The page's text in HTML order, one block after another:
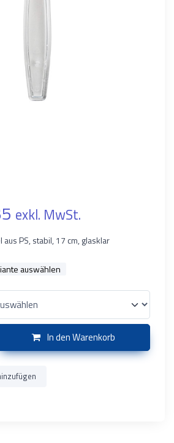
exkl. MwSt.
PS, stabil, 17 cm, glasklar
auswählen
In den Warenkorb